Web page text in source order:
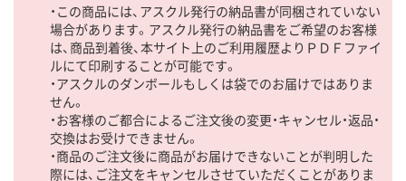
・この商品には、アスクル発行の納品書が同梱されていない
場合があります。アスクル発行の納品書をご希望のお客様
は、商品到着後、本サイト上のご利用履歴よりＰＤＦファイ
ルにて印刷することが可能です。
・アスクルのダンボールもしくは袋でのお届けではありま
せん。
・お客様のご都合によるご注文後の変更・キャンセル・返品・
交換はお受けできません。
・商品のご注文後に商品がお届けできないことが判明した
際には、ご注文をキャンセルさせていただくことがありま